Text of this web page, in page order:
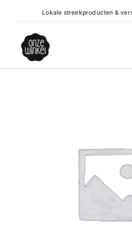
inhoud
Lokale streekproducten &